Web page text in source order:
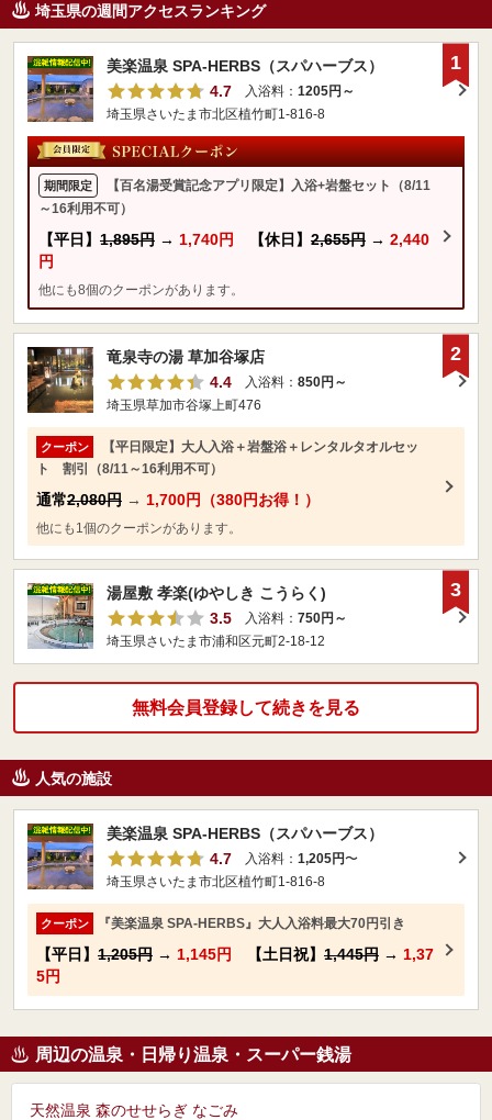
埼玉県の週間アクセスランキング
美楽温泉 SPA-HERBS（スパハーブス）
4.7
入浴料： 1205円～
埼玉県さいたま市北区植竹町1-816-8
期間限定
【百名湯受賞記念アプリ限定】入浴+岩盤セット（8/11
～16利用不可）
【平日】 1,895円 → 1,740円 【休日】 2,655円 → 2,440
円
他にも8個のクーポンがあります。
1
竜泉寺の湯 草加谷塚店
4.4
入浴料： 850円～
埼玉県草加市谷塚上町476
クーポン
【平日限定】大人入浴＋岩盤浴＋レンタルタオルセッ
ト 割引（8/11～16利用不可）
通常2,080円 → 1,700円（380円お得！）
他にも1個のクーポンがあります。
2
湯屋敷 孝楽(ゆやしき こうらく)
3.5
入浴料： 750円～
埼玉県さいたま市浦和区元町2-18-12
3
無料会員登録して続きを見る
人気の施設
美楽温泉 SPA-HERBS（スパハーブス）
4.7
入浴料： 1,205円〜
埼玉県さいたま市北区植竹町1-816-8
クーポン 『美楽温泉 SPA-HERBS』大人入浴料最大70円引き
【平日】 1,205円 → 1,145円 【土日祝】 1,445円 → 1,37
5円
周辺の温泉・日帰り温泉・スーパー銭湯
天然温泉 森のせせらぎ なごみ